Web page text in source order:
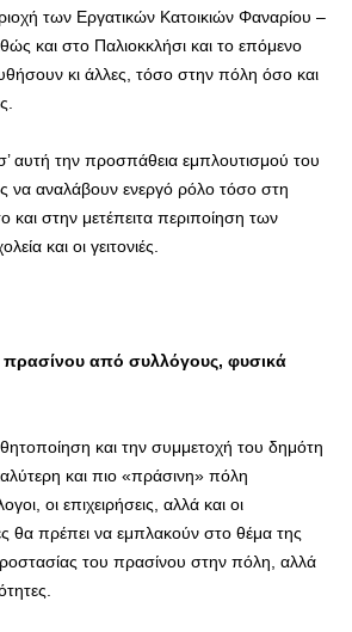
των Εργατικών Κατοικιών Φαναρίου –
και στο Παλιοκκλήσι και το επόμενο
κι άλλες, τόσο στην πόλη όσο και
αυτή την προσπάθεια εμπλουτισμού του
να αναλάβουν ενεργό ρόλο τόσο στη
και στην μετέπειτα περιποίηση των
και οι γειτονιές.
από συλλόγους, φυσικά
και την συμμετοχή του δημότη
και πιο «πράσινη» πόλη
οι επιχειρήσεις, αλλά και οι
θα πρέπει να εμπλακούν στο θέμα της
του πρασίνου στην πόλη, αλλά